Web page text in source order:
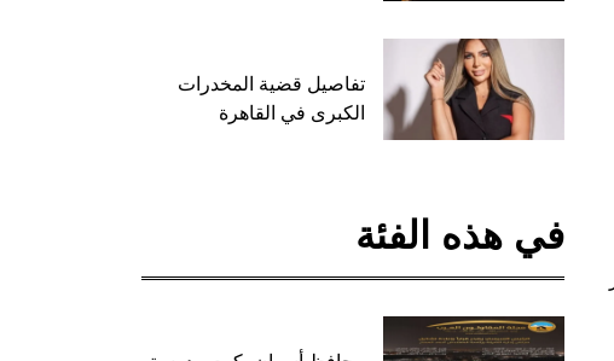
تفاصيل قضية المخدرات
الكبرى في القاهرة
في هذه الفئة